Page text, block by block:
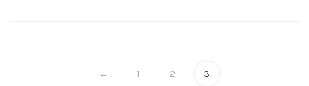
← 1 2 3